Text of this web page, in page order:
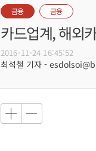
금융 금융
카드업계, 해외
2016-11-24 16:45:52
최석철 기자 -